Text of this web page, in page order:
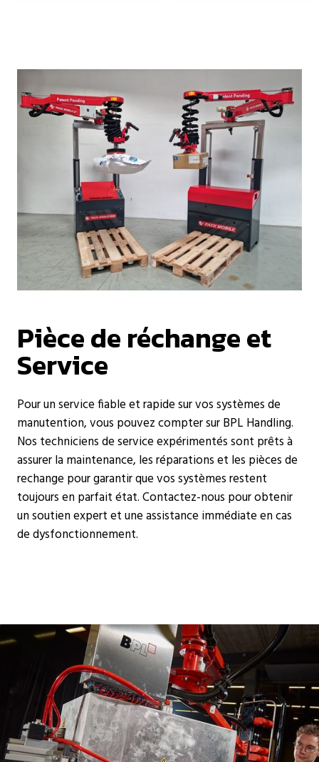
Pièce de réchange et
Service
Pour un service fiable et rapide sur vos systèmes de
manutention, vous pouvez compter sur BPL Handling.
Nos techniciens de service expérimentés sont prêts à
assurer la maintenance, les réparations et les pièces de
rechange pour garantir que vos systèmes restent
toujours en parfait état. Contactez-nous pour obtenir
un soutien expert et une assistance immédiate en cas
de dysfonctionnement.